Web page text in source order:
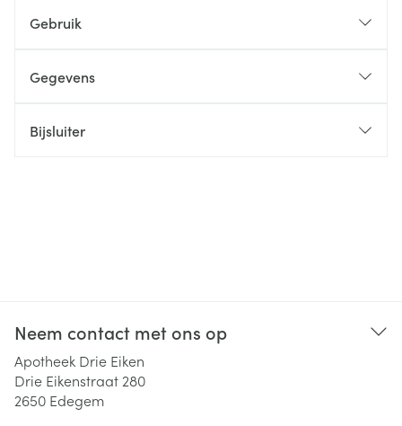
Gebruik
Gegevens
Bijsluiter
Neem contact met ons op
Apotheek Drie Eiken
Drie Eikenstraat 280
2650 Edegem